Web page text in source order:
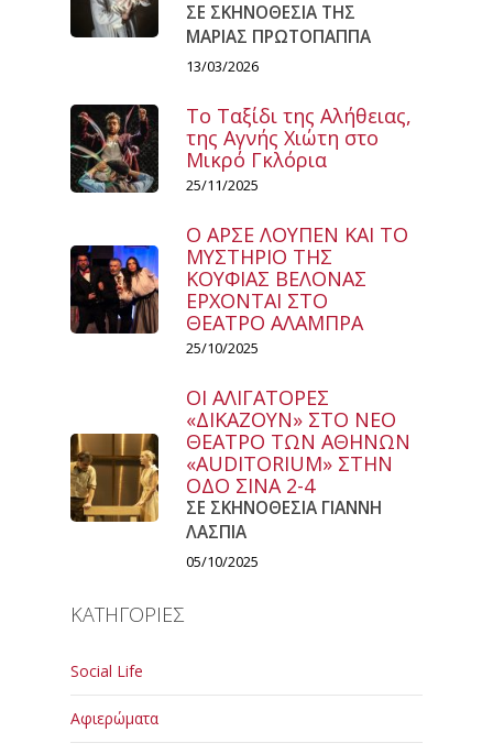
ΣΕ ΣΚΗΝΟΘΕΣΙΑ ΤΗΣ
ΜΑΡΙΑΣ ΠΡΩΤΟΠΑΠΠΑ
13/03/2026
Το Ταξίδι της Αλήθειας,
της Αγνής Χιώτη στο
Μικρό Γκλόρια
25/11/2025
Ο ΑΡΣΕ ΛΟΥΠΕΝ ΚΑΙ ΤΟ
ΜΥΣΤΗΡΙΟ ΤΗΣ
ΚΟΥΦΙΑΣ ΒΕΛΟΝΑΣ
ΕΡΧΟΝΤΑΙ ΣΤΟ
ΘΕΑΤΡΟ ΑΛΑΜΠΡΑ
25/10/2025
ΟΙ ΑΛΙΓΑΤΟΡΕΣ
«ΔΙΚΑΖΟΥΝ» ΣΤΟ ΝΕΟ
ΘΕΑΤΡΟ ΤΩΝ ΑΘΗΝΩΝ
«AUDITORIUM» ΣΤΗΝ
ΟΔΟ ΣΙΝΑ 2-4
ΣΕ ΣΚΗΝΟΘΕΣΙΑ ΓΙΑΝΝΗ
ΛΑΣΠΙΑ
05/10/2025
ΚΑΤΗΓΟΡΙΕΣ
Social Life
Αφιερώματα